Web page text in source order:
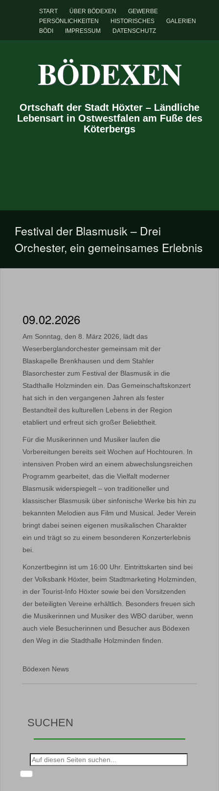
START ÜBER BÖDEXEN
GEWERBE
PERSÖNLICHKEITEN
HISTORISCHES
GALERIEN
BÖDI
IMPRESSUM DATENSCHUTZ
BÖDEXEN
Ortschaft der Stadt Höxter – Ländliche
Lebensart in Ostwestfalen am Fuße des
Köterbergs
Festival der Blasmusik – Drei
Orchester, ein gemeinsames Erlebnis
09.02.2026
Am Sonntag, den 8. März 2026, lädt das
Weserberglandorchester gemeinsam mit der
Blaskapelle Brenkhausen und dem Stahler
Blasorchester zum Festival der Blasmusik in die
Stadthalle Holzminden ein. Das Gemeinschaftskonzert
hat sich in den vergangenen Jahren als fester
Bestandteil des kulturellen Lebens in der Region
etabliert und erfreut sich großer Beliebtheit.
Für die Musikerinnen und Musiker laufen die
Vorbereitungen bereits seit Wochen auf Hochtouren. In
intensiven Proben wird an einem abwechslungsreichen
Programm gearbeitet, das die Vielfalt moderner
Blasmusik widerspiegelt – von traditioneller und
klassischer Blasmusik über sinfonische Werke bis hin zu
bekannten Melodien aus Film und Musical. Jeder Verein
bringt dabei seinen eigenen musikalischen Charakter
ein und trägt so zu einem besonderen Konzerterlebnis
bei.
Konzertbeginn ist um 16:00 Uhr. Eintrittskarten sind bei
der Volksbank Höxter, beim Stadtmarketing Holzminden,
in der Tourist-Info Höxter sowie bei den Vorsitzenden
der beteiligten Vereine erhältlich. Besonders freuen sich
die Musikerinnen und Musiker des WBO darüber, wenn
auch viele Besucherinnen und Besucher aus Bödexen
den Weg in die Stadthalle Holzminden finden.
Bödexen News
SUCHEN
Suche
nach: